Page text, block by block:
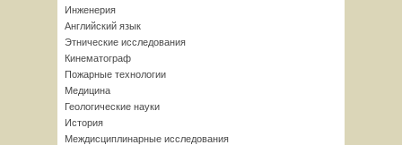
Инженерия
Английский язык
Этнические исследования
Кинематограф
Пожарные технологии
Медицина
Геологические науки
История
Междисциплинарные исследования